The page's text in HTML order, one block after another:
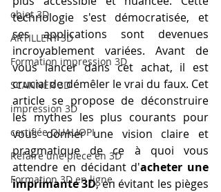
objet 3D
ARTILLERY 3D
Formation impression 3D
SCANNER 3D
impression 3D
certifiée QUALIOPI
Refaire une piece en 3D
Formation 3D en ligne.
technologie s'est démocratisée, et
ses applications sont devenues
incroyablement variées. Avant de
vous lancer dans cet achat, il est
crucial de démêler le vrai du faux. Cet
article se propose de déconstruire
les mythes les plus courants pour
vous donner une vision claire et
pragmatique de ce à quoi vous
attendre en décidant d'acheter une
imprimante 3D, en évitant les pièges